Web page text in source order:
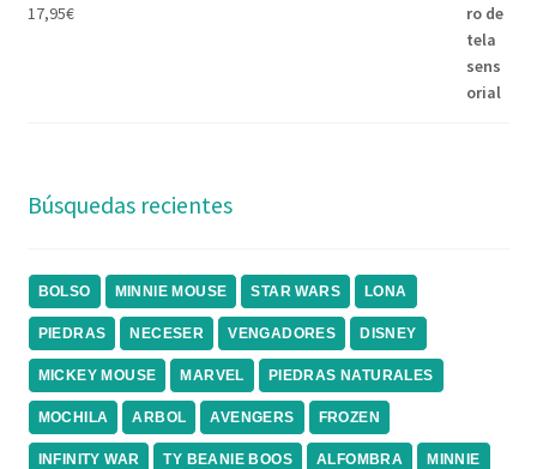
17,95€
Búsquedas recientes
BOLSO MINNIE MOUSE STAR WARS LONA
PIEDRAS NECESER VENGADORES DISNEY
MICKEY MOUSE MARVEL PIEDRAS NATURALES
MOCHILA ARBOL AVENGERS FROZEN
INFINITY WAR TY BEANIE BOOS ALFOMBRA MINNIE